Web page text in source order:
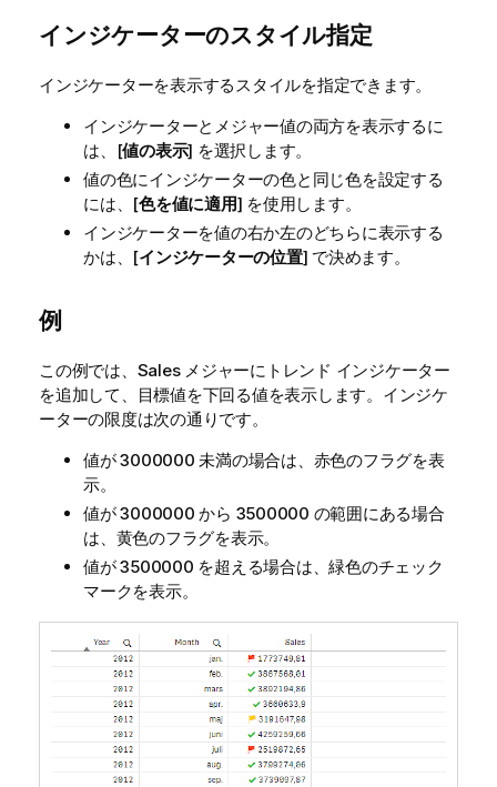
インジケーターのスタイル指定
インジケーターを表示するスタイルを指定できます。
インジケーターとメジャー値の両方を表示するに
は、[値の表示] を選択します。
値の色にインジケーターの色と同じ色を設定する
には、[色を値に適用] を使用します。
インジケーターを値の右か左のどちらに表示する
かは、[インジケーターの位置] で決めます。
例
この例では、 Salesメジャーにトレンド インジケーター
を追加して、目標値を下回る値を表示します。インジケ
ーターの限度は次の通りです。
値が 3000000 未満の場合は、赤色のフラグを表
示。
値が 3000000 から 3500000 の範囲にある場合
は、黄色のフラグを表示。
値が 3500000 を超える場合は、緑色のチェック
マークを表示。